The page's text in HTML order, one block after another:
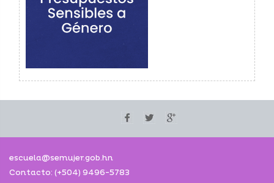
escuela@semujer.gob.hn
Contacto: (+504) 9496-5783